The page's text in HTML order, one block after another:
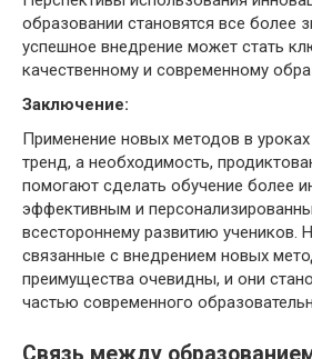
образовании становятся все более
успешное внедрение может стать
качественному и современному
Заключение:
Применение новых методов в
тренд, а необходимость,
помогают сделать обучение более
эффективным и
всестороннему развитию учеников.
связанные с внедрением новых
преимущества очевидны, и они
частью современного